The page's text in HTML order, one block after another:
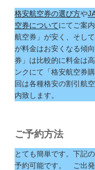
格安航空券の選び方や
空券についてにてご案
航空券」が安く、そし
が料金はお安くなる傾
券」は比較的に料金は
ンクにて「格安航空券
回は各種格安の割引航
内致します。
ご予約方法
とても簡単です。下記
予約可能です。 ご出